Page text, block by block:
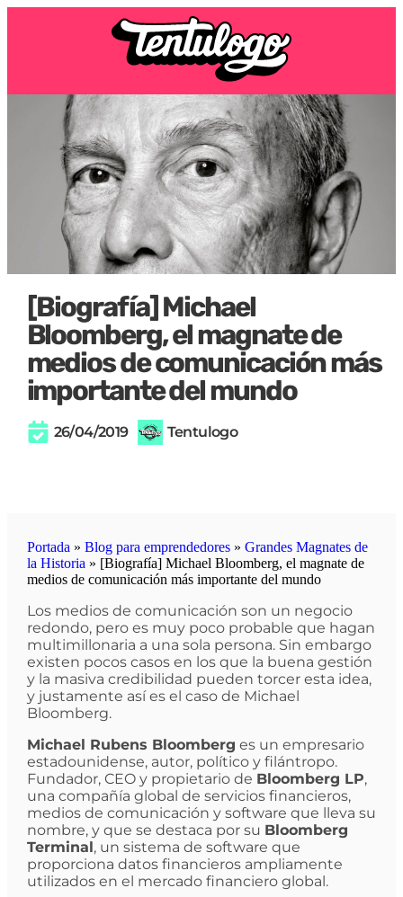
[Biografía] Michael
Bloomberg, el magnate de
medios de comunicación más
importante del mundo
26/04/2019 Tentulogo
Portada » Blog para emprendedores» Grandes Magnates de
la Historia » [Biografía] Michael Bloomberg, el magnate de
medios de comunicación más importante del mundo
Los medios de comunicación son un negocio
redondo, pero es muy poco probable que hagan
multimillonaria a una sola persona. Sin embargo
existen pocos casos en los que la buena gestión
y la masiva credibilidad pueden torcer esta idea,
y justamente así es el caso de Michael
Bloomberg.
Michael Rubens Bloomberg es un empresario
estadounidense, autor, político y filántropo.
Fundador, CEO y propietario de Bloomberg LP,
una compañía global de servicios financieros,
medios de comunicación y software que lleva su
nombre, y que se destaca por su Bloomberg
Terminal, un sistema de software que
proporciona datos financieros ampliamente
utilizados en el mercado financiero global.